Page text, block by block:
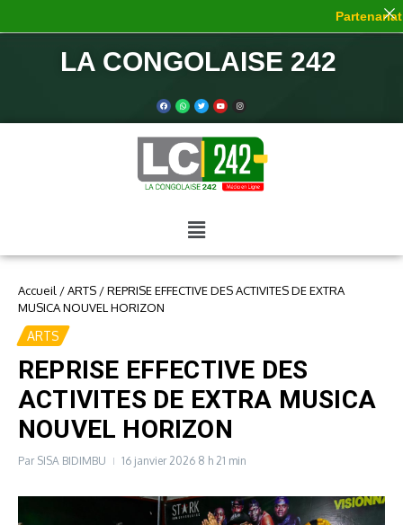
LA CONGOLAISE 242
Accueil /ARTS /REPRISE EFFECTIVE DES ACTIVITES DE EXTRA
MUSICA NOUVEL HORIZON
ARTS
REPRISE EFFECTIVE DES
ACTIVITES DE EXTRA MUSICA
NOUVEL HORIZON
Par SISA BIDIMBU 16 janvier 2026 8 h 21 min
Partenariat